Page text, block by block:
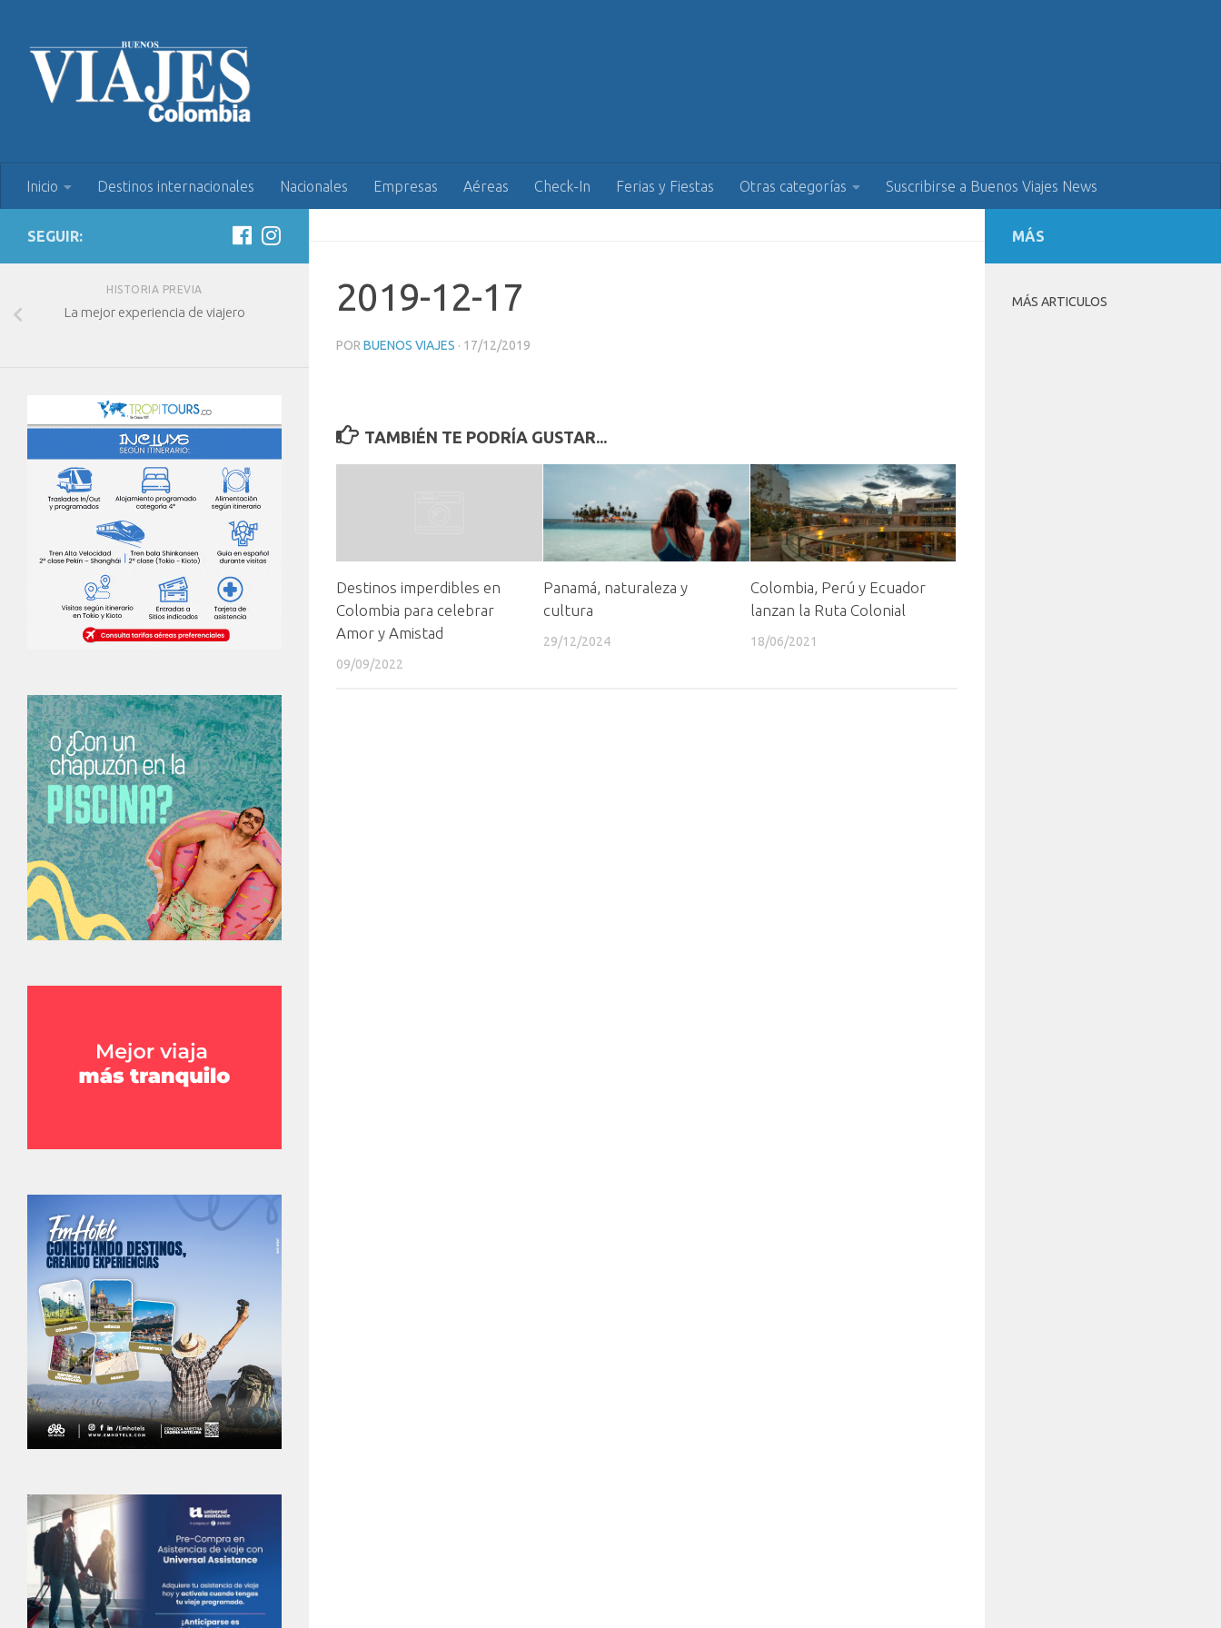
Inicio Destinos internacionales Nacionales Empresas Aéreas Check-In Ferias y Fiestas Otras categorías Suscribirse a Buenos Viajes News
2019-12-17
POR BUENOS VIAJES · 17/12/2019
TAMBIÉN TE PODRÍA GUSTAR...
Destinos imperdibles en
Colombia para celebrar
Amor y Amistad
09/09/2022
Panamá, naturaleza y
cultura
29/12/2024
Colombia, Perú y Ecuador
lanzan la Ruta Colonial
18/06/2021
SEGUIR:
HISTORIA PREVIA
La mejor experiencia de viajero
MÁS
MÁS ARTICULOS